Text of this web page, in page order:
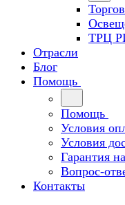
ТРЦ
Отрасли
Блог
Помощь
Помощь
Условия
Условия
Гарантия
Вопрос-
Контакты